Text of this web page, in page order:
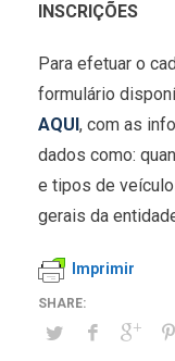
INSCRIÇÕES
Para efetuar o
formulário
AQUI , com as
dados como:
e tipos de
gerais da
Imprimir